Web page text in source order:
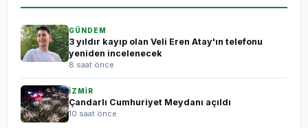
GÜNDEM
3 yıldır kayıp olan Veli Eren Atay'ın telefonu
yeniden incelenecek
8 saat önce
İZMİR
Çandarlı Cumhuriyet Meydanı açıldı
10 saat önce